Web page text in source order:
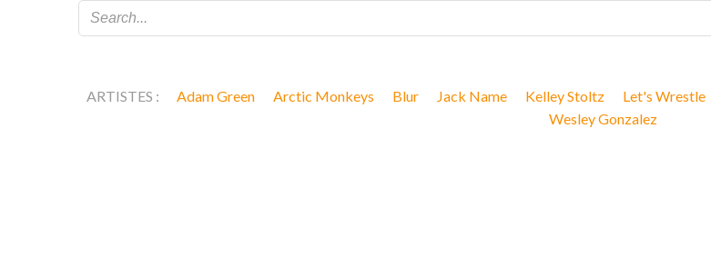
ARTISTES : Adam Green Arctic Monkeys Blur Jack Name Kelley Stoltz Let's Wrestle
Wesley Gonzalez